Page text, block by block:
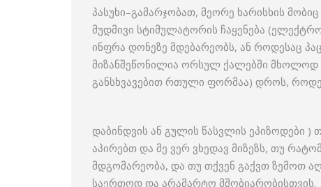
პასუხი–გამარჯობათ, მეორე ხარისხის
მუდმივი სტიმულატორის ჩაყენება
ინფრა დონეზე მდებარეობს, ან როდესაც
მიზანშეწონილია ორსულ ქალებში
განსხვავებით რთული ფორმაა) დროს,
დაბინდვის ან გულის წასვლის ეპიზოდები )
აპირებთ და მე ვერ ვხედავ მიზეზს, თუ
მდგომარეობა, და თუ თქვენ გაქვთ ზემოთ
საერთოდ და არამარტო მშობიარობისთვის.